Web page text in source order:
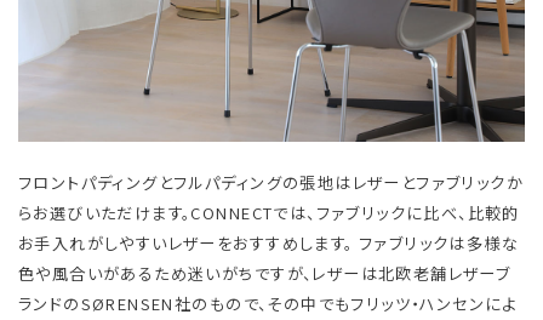
フロントパディングとフルパディングの張地はレザーとファブリックか
らお選びいただけます。CONNECTでは、ファブリックに比べ、比較的
お手入れがしやすいレザーをおすすめします。 ファブリックは多様な
色や風合いがあるため迷いがちですが、レザーは北欧老舗レザーブ
ランドのSØRENSEN社のもので、その中でもフリッツ・ハンセンによ